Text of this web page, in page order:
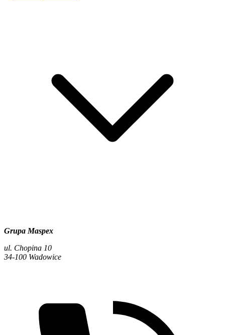
Grupa Maspex
ul. Chopina 10
34-100 Wadowice